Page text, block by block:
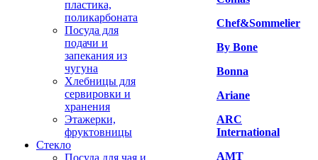
пластика,
поликарбоната
Посуда для
подачи и
запекания из
чугуна
Хлебницы для
сервировки и
хранения
Этажерки,
фруктовницы
Стекло
Посуда для чая и
Chef&Sommelier
By Bone
Bonna
Ariane
ARC
International
AMT